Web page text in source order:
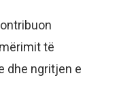
të
dhe ngritjen e